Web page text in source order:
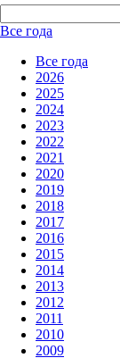
Все года
Все года
2026
2025
2024
2023
2022
2021
2020
2019
2018
2017
2016
2015
2014
2013
2012
2011
2010
2009